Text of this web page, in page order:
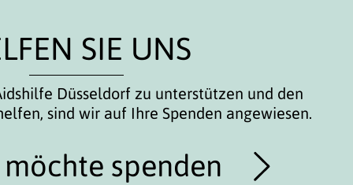
SIE UNS
Düsseldorf zu unterstützen und den
sind wir auf Ihre Spenden angewiesen.
spenden